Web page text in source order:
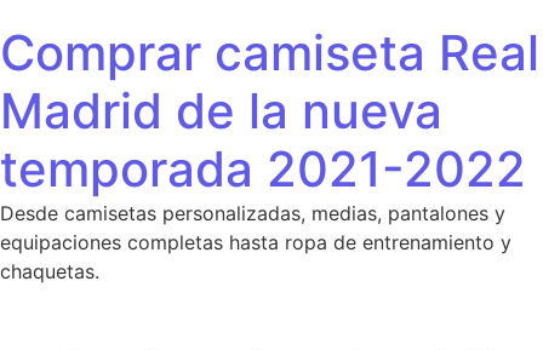
Comprar camiseta Real
Madrid de la nueva
temporada 2021-2022
Desde camisetas personalizadas, medias, pantalones y
equipaciones completas hasta ropa de entrenamiento y
chaquetas.